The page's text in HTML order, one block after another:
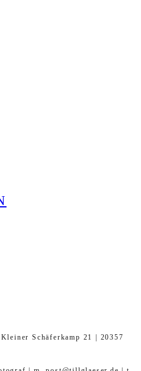
Schäferkamp 21 | 20357